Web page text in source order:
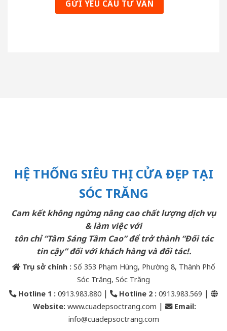
HỆ THỐNG SIÊU THỊ CỬA ĐẸP TẠI
SÓC TRĂNG
Cam kết không ngừng nâng cao chất lượng dịch vụ
& làm việc với
tôn chỉ “Tâm Sáng Tầm Cao” để trở thành “Đối tác
tin cậy” đối với khách hàng và đối tác!.
Trụ sở chính : Số 353 Phạm Hùng, Phường 8, Thành Phố
Sóc Trăng, Sóc Trăng
Hotline 1 : 0913.983.880 | Hotline 2 : 0913.983.569 |
Website: www.cuadepsoctrang.com | Email:
info@cuadepsoctrang.com